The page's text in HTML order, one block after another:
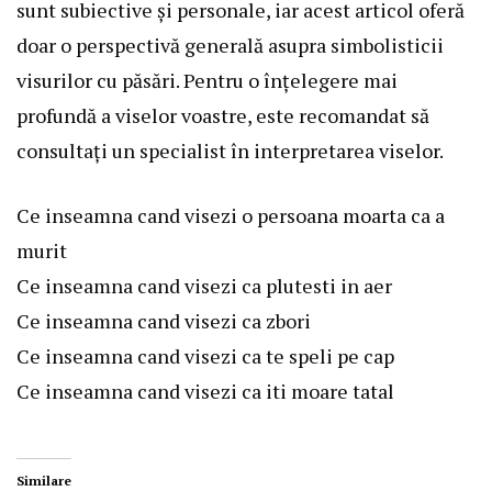
sunt subiective și personale, iar acest articol oferă
doar o perspectivă generală asupra simbolisticii
visurilor cu păsări. Pentru o înțelegere mai
profundă a viselor voastre, este recomandat să
consultați un specialist în interpretarea viselor.
Ce inseamna cand visezi o persoana moarta ca a
murit
Ce inseamna cand visezi ca plutesti in aer
Ce inseamna cand visezi ca zbori
Ce inseamna cand visezi ca te speli pe cap
Ce inseamna cand visezi ca iti moare tatal
Similare